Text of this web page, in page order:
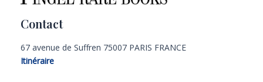
Contact
67 avenue de Suffren 75007 PARIS FRANCE
Itinéraire